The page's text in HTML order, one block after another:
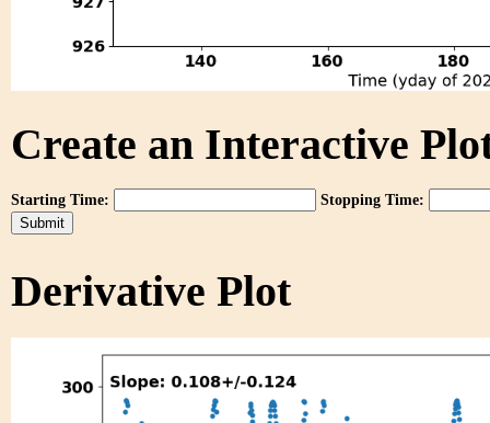
Create an Interactive
Starting Time: Stopping Time:
Derivative Plot